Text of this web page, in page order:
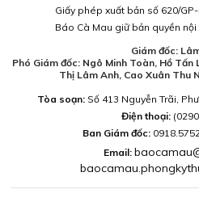
Giấy phép xuất bản số 620/
Báo Cà Mau giữ bản quyền
Giám đốc:
Phó Giám đốc: Ngô Minh Toàn, Hồ
Thị Lâm Anh, Cao Xuân Thu
Tòa soạn:Số 413 Nguyễn Trãi,
Điện thoại:
Ban Giám đốc:
Email: